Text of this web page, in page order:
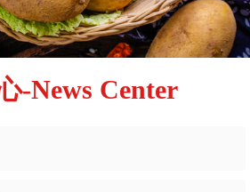
-News Center